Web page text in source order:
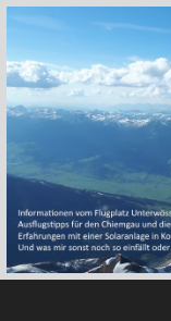
Zum
springen